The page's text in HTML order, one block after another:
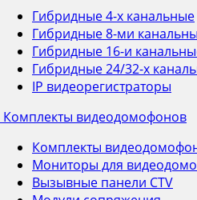
Гибридные 4-х канальные
Гибридные 8-ми
Гибридные 16-и
Гибридные 24/32-х
IP видеорегистраторы
Комплекты видеодомофонов
Комплекты
Мониторы для
Вызывные панели CTV